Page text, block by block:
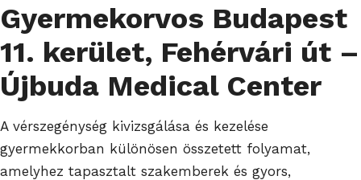
Gyermekorvos Budapest
11. kerület, Fehérvári út –
Újbuda Medical Center
A vérszegénység kivizsgálása és kezelése
gyermekkorban különösen összetett folyamat,
amelyhez tapasztalt szakemberek és gyors,